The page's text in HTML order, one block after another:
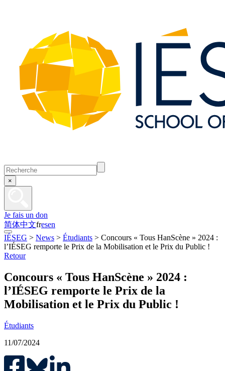
×
Je fais un don
简体中文fresen
IÉSEG > News > Étudiants > Concours « Tous HanScène » 2024 :
l’IÉSEG remporte le Prix de la Mobilisation et le Prix du Public !
Retour
Concours « Tous HanScène » 2024 :
l’IÉSEG remporte le Prix de la
Mobilisation et le Prix du Public !
Étudiants
11/07/2024